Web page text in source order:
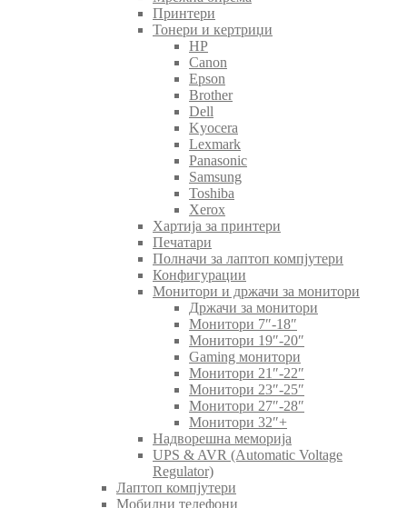
Принтери
Тонери и кертриџи
HP
Canon
Epson
Brother
Dell
Kyocera
Lexmark
Panasonic
Samsung
Toshiba
Xerox
Хартија за принтери
Печатари
Полначи за лаптоп компјутери
Конфигурации
Монитори и држачи за монитори
Држачи за монитори
Монитори 7″-18″
Монитори 19″-20″
Gaming монитори
Монитори 21″-22″
Монитори 23″-25″
Монитори 27″-28″
Монитори 32″+
Надворешна меморија
UPS & AVR (Automatic Voltage
Regulator)
Лаптоп компјутери
Мобилни телефони